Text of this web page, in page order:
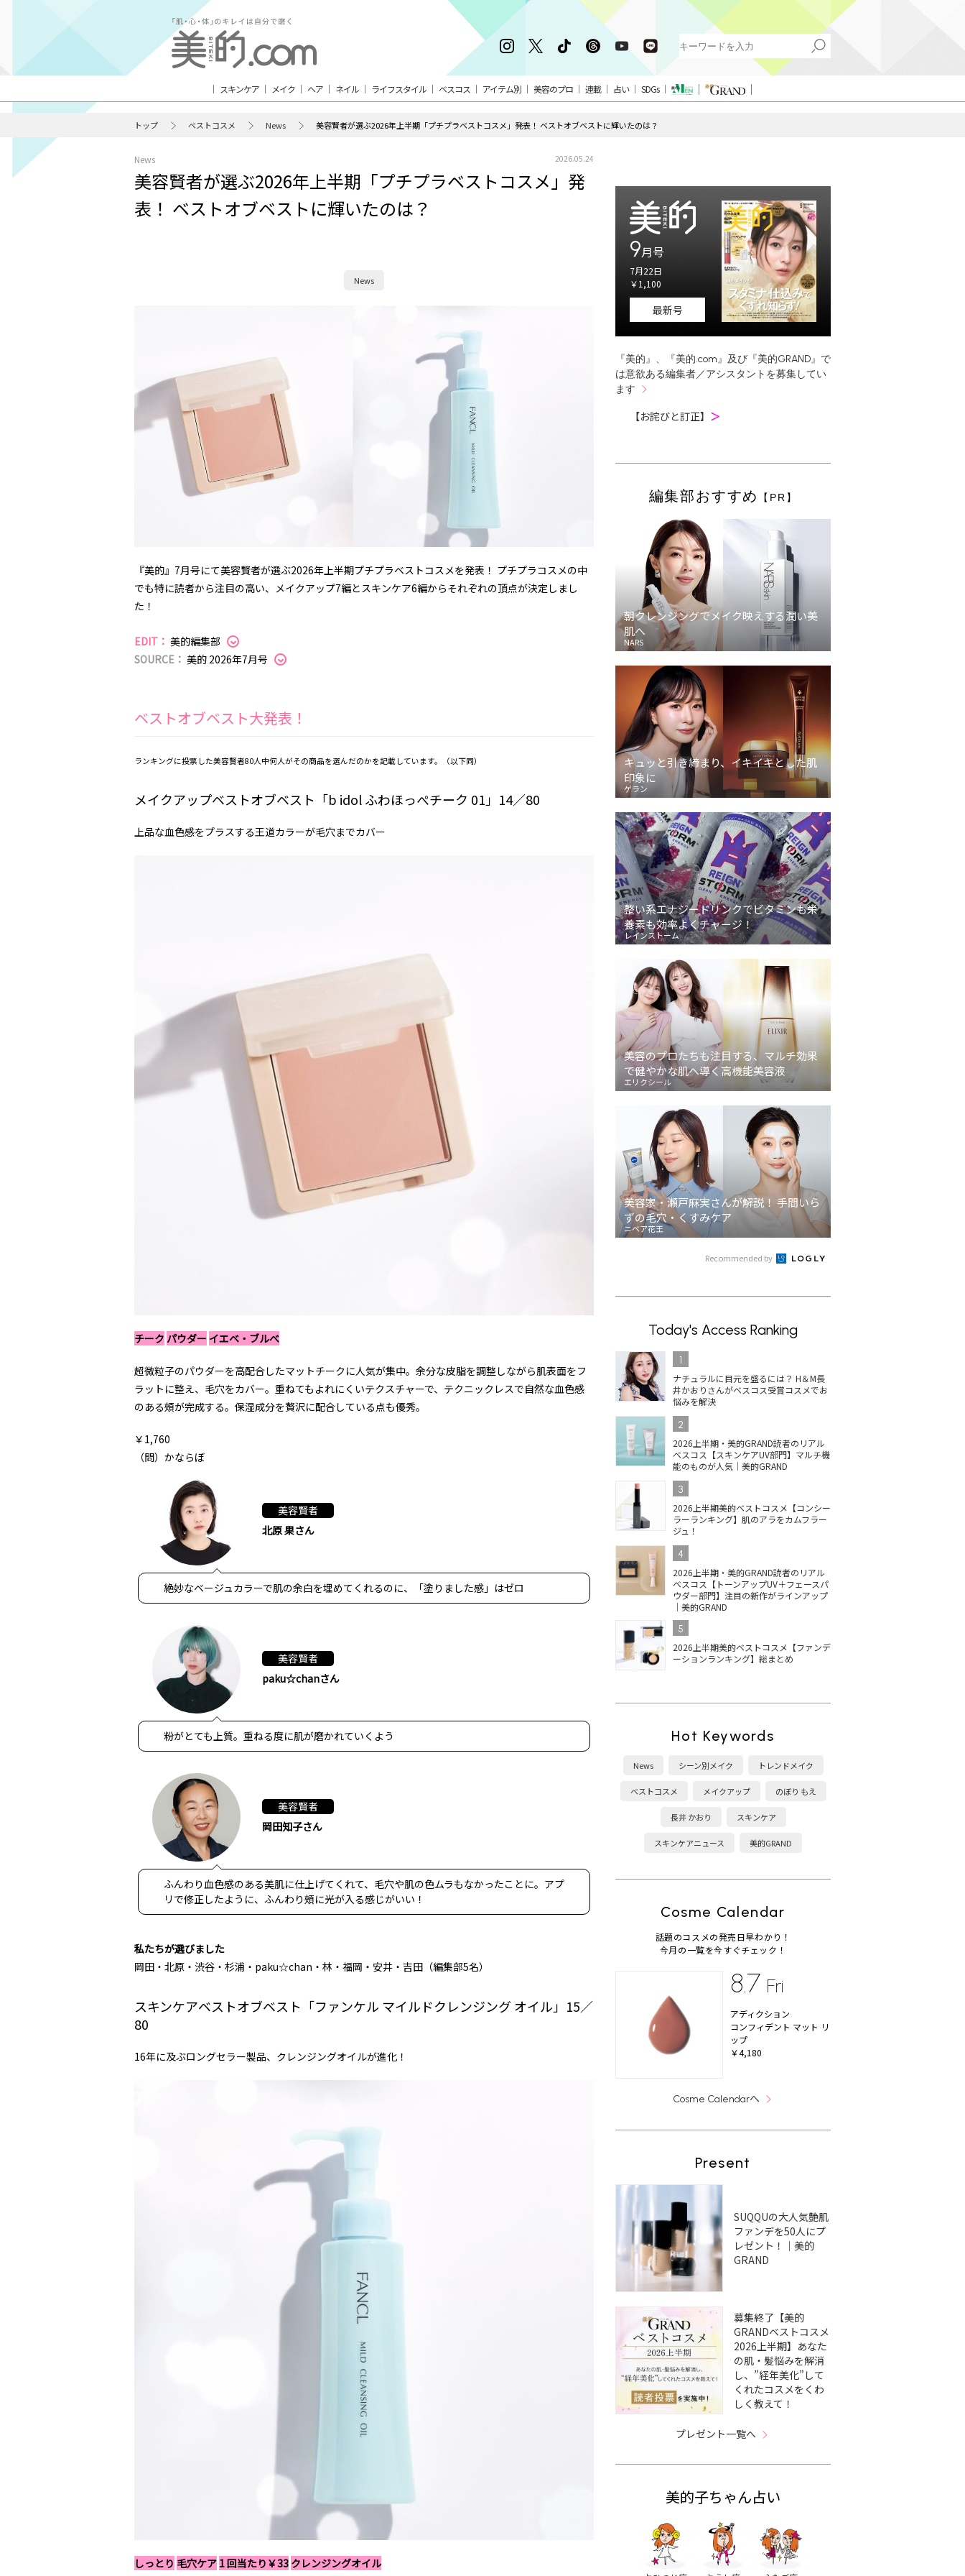
スキンケア メイク ヘア ネイル ライフスタイル ベスコス アイテム別 美容のプロ 連載 占い SDGs
トップ ベストコスメ News 美容賢者が選ぶ2026年上半期「プチプラベストコスメ」発表！ ベストオブベストに輝いたのは？
News 2026.05.24
美容賢者が選ぶ2026年上半期「プチプラベストコスメ」発
表！ ベストオブベストに輝いたのは？
News
『美的』7月号にて美容賢者が選ぶ2026年上半期プチプラベストコスメを発表！ プチプラコスメの中
でも特に読者から注目の高い、メイクアップ7編とスキンケア6編からそれぞれの頂点が決定しまし
た！
EDIT： 美的編集部
SOURCE： 美的 2026年7月号
ベストオブベスト大発表！
ランキングに投票した美容賢者80人中何人がその商品を選んだのかを記載しています。（以下同）
メイクアップベストオブベスト「b idol ふわほっぺチーク 01」14／80
上品な血色感をプラスする王道カラーが毛穴までカバー
チーク パウダー イエベ・ブルべ
超微粒子のパウダーを高配合したマットチークに人気が集中。余分な皮脂を調整しながら肌表面をフ
ラットに整え、毛穴をカバー。重ねてもよれにくいテクスチャーで、テクニックレスで自然な血色感
のある頰が完成する。保湿成分を贅沢に配合している点も優秀。
￥1,760
（問）かならぼ
美容賢者
北原 果さん
絶妙なベージュカラーで肌の余白を埋めてくれるのに、「塗りました感」はゼロ
美容賢者
paku☆chanさん
粉がとても上質。重ねる度に肌が磨かれていくよう
美容賢者
岡田知子さん
ふんわり血色感のある美肌に仕上げてくれて、毛穴や肌の色ムラもなかったことに。アプ
リで修正したように、ふんわり頰に光が入る感じがいい！
私たちが選びました
岡田・北原・渋谷・杉浦・paku☆chan・林・福岡・安井・吉田（編集部5名）
スキンケアベストオブベスト「ファンケル マイルドクレンジング オイル」15／
80
16年に及ぶロングセラー製品、クレンジングオイルが進化！
しっとり 毛穴ケア 1 回当たり￥33 クレンジングオイル
9月号
7月22日
￥1,100
最新号
『美的』、『美的.com』及び『美的GRAND』で
は意欲ある編集者／アシスタントを募集してい
ます
【お詫びと訂正】 ＞
編集部おすすめ 【PR】
朝クレンジングでメイク映えする潤い美
肌へ
NARS
キュッと引き締まり、イキイキとした肌
印象に
ゲラン
整い系エナジードリンクでビタミンも栄
養素も効率よくチャージ！
レインストーム
美容のプロたちも注目する、マルチ効果
で健やかな肌へ導く高機能美容液
エリクシール
美容家・瀬戸麻実さんが解説！ 手間いら
ずの毛穴・くすみケア
ニベア花王
Recommended by
Today's Access Ranking
1
ナチュラルに目元を盛るには？ H＆M長
井かおりさんがベスコス受賞コスメでお
悩みを解決
2
2026上半期・美的GRAND読者のリアル
ベスコス【スキンケアUV部門】マルチ機
能のものが人気｜美的GRAND
3
2026上半期美的ベストコスメ【コンシー
ラーランキング】肌のアラをカムフラー
ジュ！
4
2026上半期・美的GRAND読者のリアル
ベスコス【トーンアップUV＋フェースパ
ウダー部門】注目の新作がラインアップ
｜美的GRAND
5
2026上半期美的ベストコスメ【ファンデ
ーションランキング】総まとめ
Hot Keywords
News シーン別メイク トレンドメイク
ベストコスメ メイクアップ のぼり もえ
長井 かおり スキンケア
スキンケアニュース 美的GRAND
Cosme Calendar
話題のコスメの発売日早わかり！
今月の一覧を今すぐチェック！
8.7 Fri
アディクション
コンフィデント マット リ
ップ
￥4,180
Cosme Calendarへ
Present
SUQQUの大人気艶肌
ファンデを50人にプ
レゼント！｜美的
GRAND
募集終了【美的
GRANDベストコスメ
2026上半期】あなた
の肌・髪悩みを解消
し、”経年美化”して
くれたコスメをくわ
しく教えて！
プレゼント一覧へ
美的子ちゃん占い